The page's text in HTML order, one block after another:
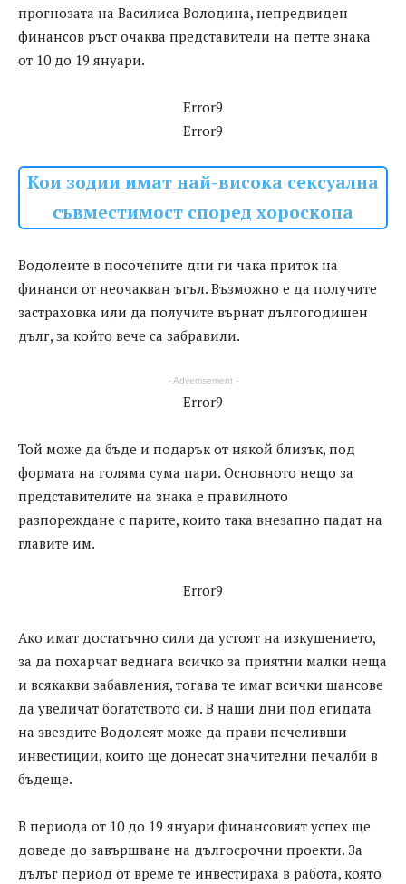
прогнозата на Василиса Володина, непредвиден
финансов ръст очаква представители на петте знака
от 10 до 19 януари.
Error9
Error9
Кои зодии имат най-висока сексуална
съвместимост според хороскопа
Водолеите в посочените дни ги чака приток на
финанси от неочакван ъгъл. Възможно е да получите
застраховка или да получите върнат дългогодишен
дълг, за който вече са забравили.
- Advertisement -
Error9
Той може да бъде и подарък от някой близък, под
формата на голяма сума пари. Основното нещо за
представителите на знака е правилното
разпореждане с парите, които така внезапно падат на
главите им.
Error9
Ако имат достатъчно сили да устоят на изкушението,
за да похарчат веднага всичко за приятни малки неща
и всякакви забавления, тогава те имат всички шансове
да увеличат богатството си. В наши дни под егидата
на звездите Водолеят може да прави печеливши
инвестиции, които ще донесат значителни печалби в
бъдеще.
В периода от 10 до 19 януари финансовият успех ще
доведе до завършване на дългосрочни проекти. За
дълъг период от време те инвестираха в работа, която